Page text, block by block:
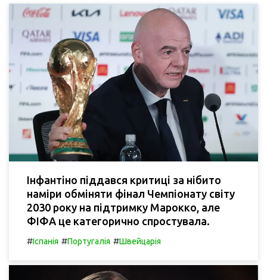
Інфантіно піддався критиці за нібито
наміри обміняти фінал Чемпіонату світу
2030 року на підтримку Марокко, але
ФІФА це категорично спростувала.
#Іспанія #Португалія #Швейцарія